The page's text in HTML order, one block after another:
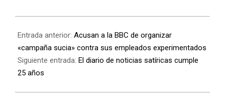
Entrada anterior: Acusan a la BBC de organizar
«campaña sucia» contra sus empleados experimentados
Siguiente entrada: El diario de noticias satíricas cumple
25 años